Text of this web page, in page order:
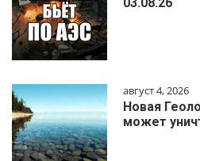
август 4, 2026
Новая
может